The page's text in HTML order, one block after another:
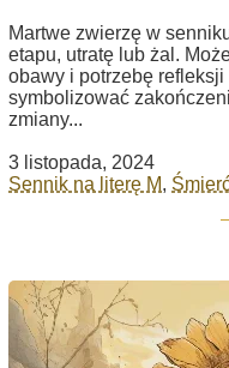
Martwe zwierzę w
etapu, utratę lub żal.
obawy i potrzebę
symbolizować
zmiany...
3 listopada, 2024
Sennik na literę M,